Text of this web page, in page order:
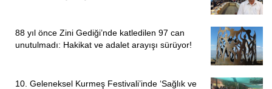
88 yıl önce Zini Gediği’nde katledilen 97 can
unutulmadı: Hakikat ve adalet arayışı sürüyor!
10. Geleneksel Kurmeş Festivali’inde ‘Sağlık ve